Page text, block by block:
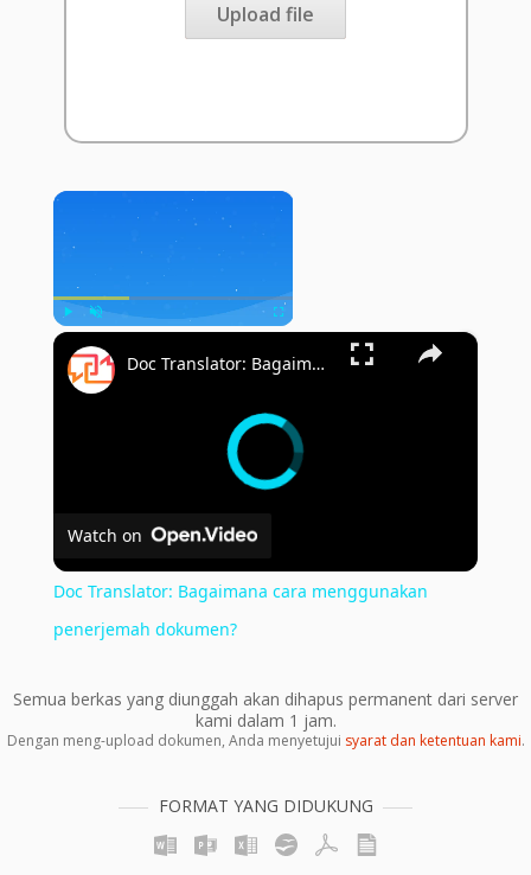
Upload file
×
×
Doc Translator: Bagaimana cara menggunakan penerjemah dokumen?
Watch on
Doc Translator: Bagaimana cara menggunakan
penerjemah dokumen?
Semua berkas yang diunggah akan dihapus permanent dari server
kami dalam 1 jam.
Dengan meng-upload dokumen, Anda menyetujui syarat dan ketentuan kami.
FORMAT YANG DIDUKUNG